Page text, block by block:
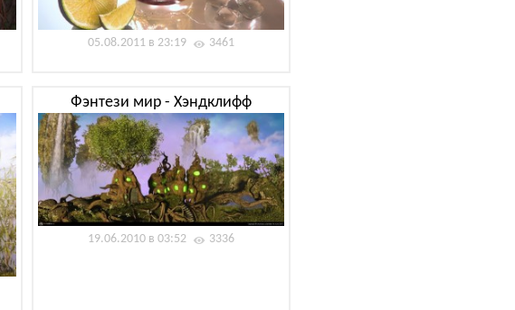
05.08.2011 в 23:19 3461
Фэнтези мир - Хэндклифф
19.06.2010 в 03:52 3336